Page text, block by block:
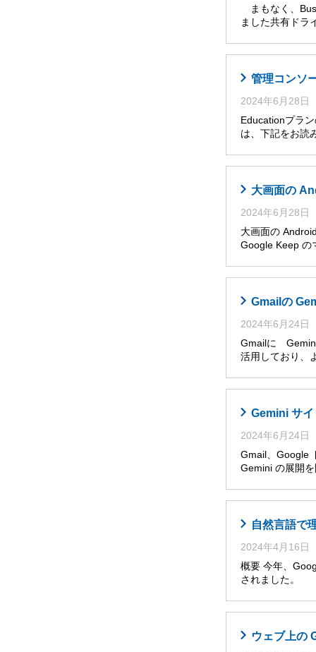
まもなく、
ました共有ドラ
管理コンソ
2024年6月28日
Educationプラ
は、下記をお
大画面の
2024年6月28日
大画面の
Google Keep の
Gmailの
2024年6月24日
Gmailに Gemini
活用しており、
Gemini サ
2024年6月24日
Gmail、Google
Gemini の展開
自然言語で
2024年4月16日
概要 今年、
されました。
ウェブ上の